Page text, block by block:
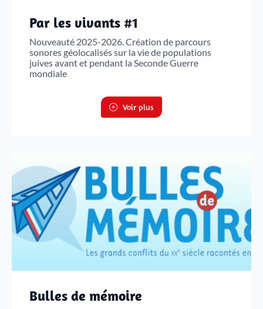
Par les vivants #1
Nouveauté 2025-2026. Création de parcours
sonores géolocalisés sur la vie de populations
juives avant et pendant la Seconde Guerre
mondiale
Voir plus
Bulles de mémoire